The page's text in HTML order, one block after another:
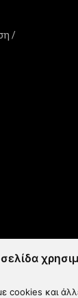
cookies και
/